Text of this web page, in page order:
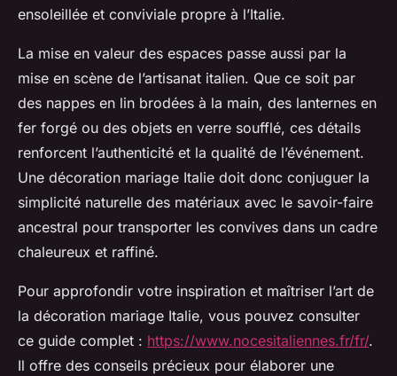
ensoleillée et conviviale propre à l’Italie.
La mise en valeur des espaces passe aussi par la
mise en scène de l’artisanat italien. Que ce soit par
des nappes en lin brodées à la main, des lanternes en
fer forgé ou des objets en verre soufflé, ces détails
renforcent l’authenticité et la qualité de l’événement.
Une décoration mariage Italie doit donc conjuguer la
simplicité naturelle des matériaux avec le savoir-faire
ancestral pour transporter les convives dans un cadre
chaleureux et raffiné.
Pour approfondir votre inspiration et maîtriser l’art de
la décoration mariage Italie, vous pouvez consulter
ce guide complet : https://www.nocesitaliennes.fr/fr/.
Il offre des conseils précieux pour élaborer une